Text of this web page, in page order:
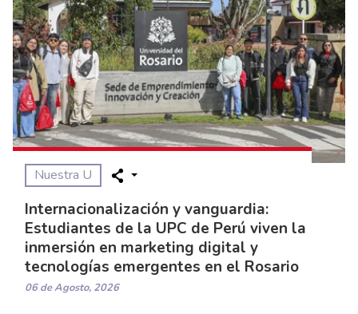
Nuestra U
Internacionalización y vanguardia:
Estudiantes de la UPC de Perú viven la
inmersión en marketing digital y
tecnologías emergentes en el Rosario
06 de Agosto, 2026